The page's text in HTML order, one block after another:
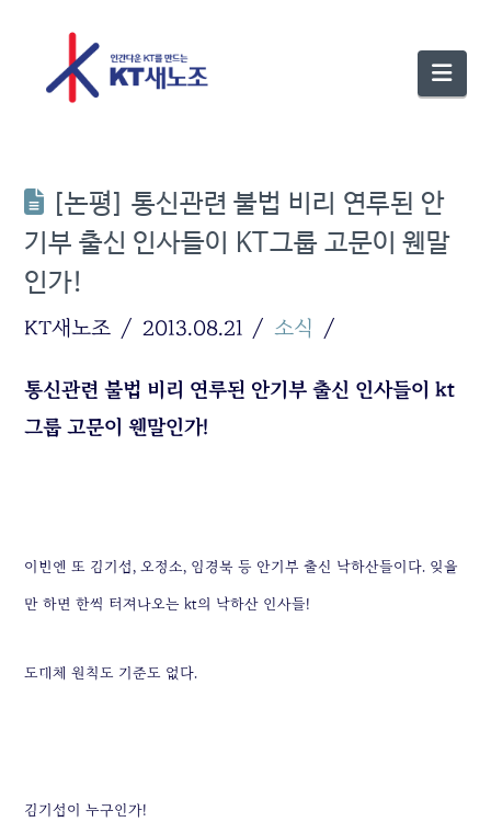
[논평] 통신관련 불법 비리 연루된 안
기부 출신 인사들이 KT그룹 고문이 웬말
인가!
KT새노조 2013.08.21 소식
통신관련 불법 비리 연루된 안기부 출신 인사들이 kt
그룹 고문이 웬말인가!
이번엔 또 김기섭, 오정소, 임경묵 등 안기부 출신 낙하산들이다. 잊을
만 하면 한씩 터져나오는 kt의 낙하산 인사들!
도대체 원칙도 기준도 없다.
김기섭이 누구인가!